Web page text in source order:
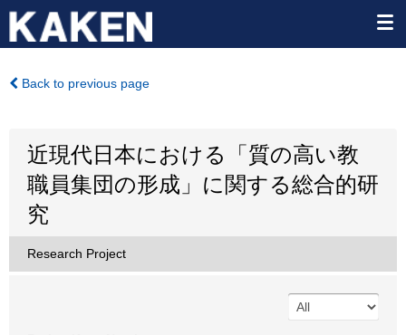
Back to previous page
近現代日本における「質の高い教
職員集団の形成」に関する総合的研
究
Research Project